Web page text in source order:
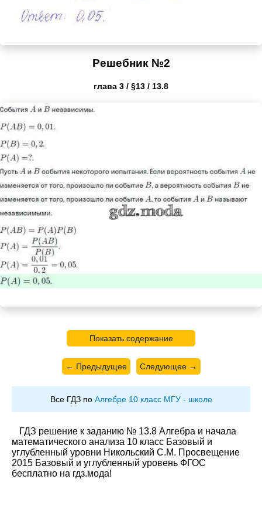
Решебник №2
глава 3 / §13 / 13.8
Показать содержание
← Предыдущее Следующее →
Все ГДЗ по Алгебре 10 класс МГУ - школе
ГДЗ решение к заданию № 13.8 Алгебра и начала
математического анализа 10 класс Базовый и
углубленный уровни Никольский С.М. Просвещение
2015 Базовый и углубленный уровень ФГОС
бесплатно на гдз.мода!